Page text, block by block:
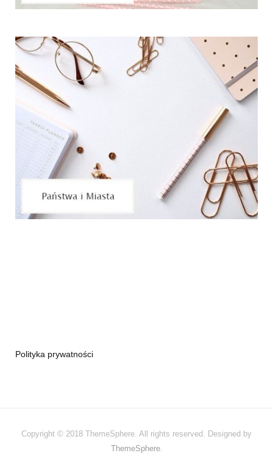
Polityka prywatności
Copyright © 2018 ThemeSphere. All rights reserved. Designed by
ThemeSphere.